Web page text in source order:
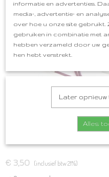
€ 3,50 (inclusief btw 21%)
informatie en advertenties.
media-, advertentie- en
over hoe u onze site gebruikt.
gebruiken in combinatie met
hebben verzameld door uw
hen hebt verstrekt.
Later opnieuw
Alles